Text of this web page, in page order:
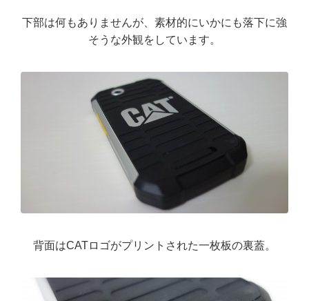
下部は何もありませんが、素材的にいかにも落下に強
そうな外観をしています。
背面はCATロゴがプリントされた一枚板の裏蓋。